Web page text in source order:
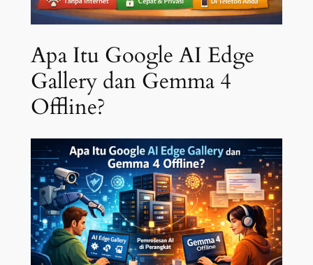
Apa Itu Google AI Edge
Gallery dan Gemma 4
Offline?